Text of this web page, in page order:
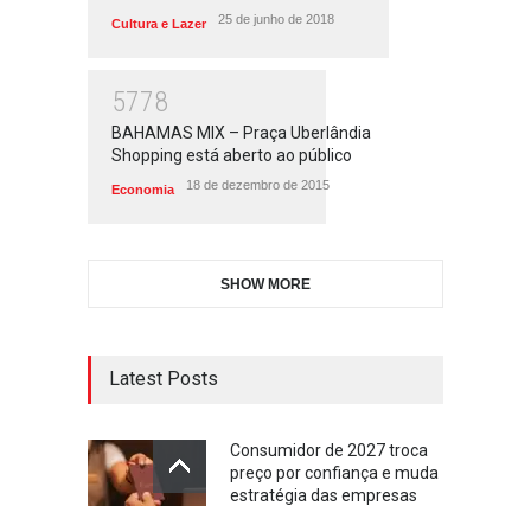
Cultura e Lazer 25 de junho de 2018
5778
BAHAMAS MIX – Praça Uberlândia
Shopping está aberto ao público
Economia 18 de dezembro de 2015
SHOW MORE
Latest Posts
Consumidor de 2027 troca
preço por confiança e muda
estratégia das empresas